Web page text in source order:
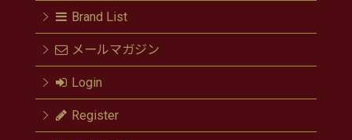
Brand List
メールマガジン
Login
Register